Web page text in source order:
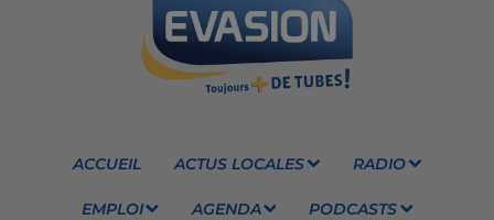
ACCUEIL ACTUS LOCALES RADIO
EMPLOI AGENDA PODCASTS